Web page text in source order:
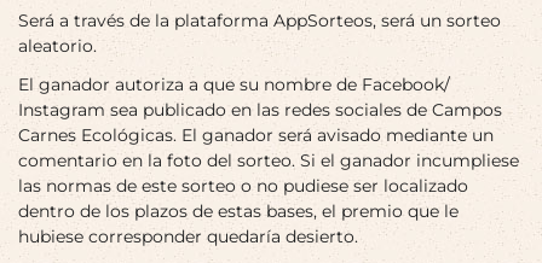
Será a través de la plataforma AppSorteos, será un sorteo
aleatorio.
El ganador autoriza a que su nombre de Facebook/
Instagram sea publicado en las redes sociales de Campos
Carnes Ecológicas. El ganador será avisado mediante un
comentario en la foto del sorteo. Si el ganador incumpliese
las normas de este sorteo o no pudiese ser localizado
dentro de los plazos de estas bases, el premio que le
hubiese corresponder quedaría desierto.